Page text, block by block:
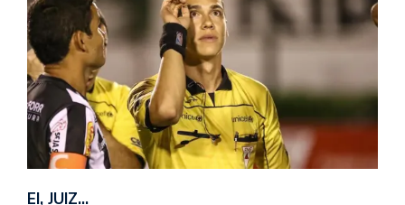
EI, JUIZ…